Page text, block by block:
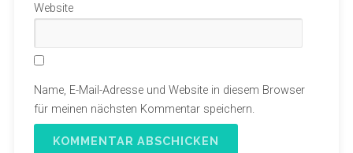
Website
Name, E-Mail-Adresse und Website in diesem Browser
für meinen nächsten Kommentar speichern.